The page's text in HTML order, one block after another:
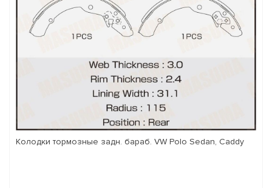
Колодки тормозные задн. бараб. VW Polo Sedan, Caddy